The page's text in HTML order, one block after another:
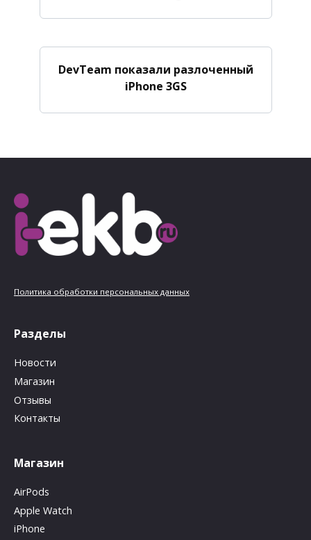
DevTeam показали разлоченный
iPhone 3GS
Политика обработки персональных данных
Разделы
Новости
Магазин
Отзывы
Контакты
Магазин
AirPods
Apple Watch
iPhone